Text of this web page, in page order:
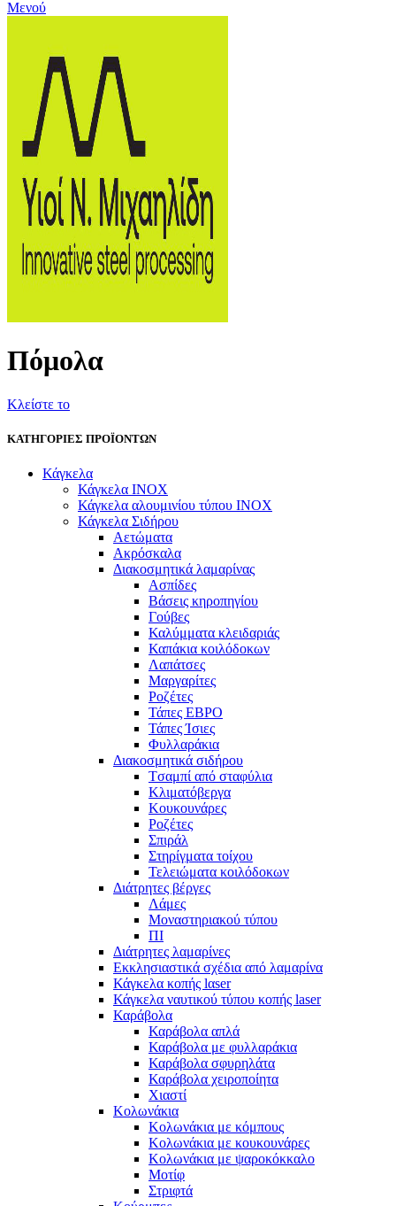
Μενού
Πόμολα
Κλείστε το
ΚΑΤΗΓΟΡΙΕΣ ΠΡΟΪΟΝΤΩΝ
Κάγκελα
Κάγκελα INOX
Κάγκελα αλουμινίου τύπου INOX
Κάγκελα Σιδήρου
Αετώματα
Ακρόσκαλα
Διακοσμητικά λαμαρίνας
Ασπίδες
Βάσεις κηροπηγίου
Γούβες
Καλύμματα κλειδαριάς
Καπάκια κοιλόδοκων
Λαπάτσες
Μαργαρίτες
Ροζέτες
Τάπες ΕΒΡΟ
Τάπες Ίσιες
Φυλλαράκια
Διακοσμητικά σιδήρου
Tσαμπί από σταφύλια
Κλιματόβεργα
Κουκουνάρες
Ροζέτες
Σπιράλ
Στηρίγματα τοίχου
Τελειώματα κοιλόδοκων
Διάτρητες βέργες
Λάμες
Μοναστηριακού τύπου
ΠΙ
Διάτρητες λαμαρίνες
Εκκλησιαστικά σχέδια από λαμαρίνα
Κάγκελα κοπής lαser
Κάγκελα ναυτικού τύπου κοπής laser
Καράβολα
Καράβολα απλά
Καράβολα με φυλλαράκια
Καράβολα σφυρηλάτα
Καράβολα χειροποίητα
Χιαστί
Κολωνάκια
Κολωνάκια με κόμπους
Κολωνάκια με κουκουνάρες
Κολωνάκια με ψαροκόκκαλο
Μοτίφ
Στριφτά